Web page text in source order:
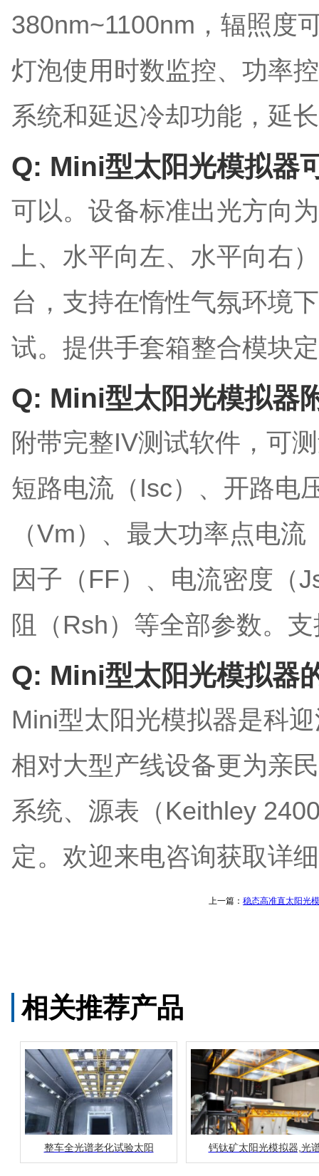
380nm~1100nm，辐照度
灯泡使用时数监控、功率
系统和延迟冷却功能，延
Q: Mini型太阳光模拟器
可以。设备标准出光方向
上、水平向左、水平向右
台，支持在惰性气氛环境
试。提供手套箱整合模块
Q: Mini型太阳光模拟器
附带完整IV测试软件，可
短路电流（Isc）、开路电
（Vm）、最大功率点电
因子（FF）、电流密度（
阻（Rsh）等全部参数。
Q: Mini型太阳光模拟器
Mini型太阳光模拟器是科
相对大型产线设备更为亲
系统、源表（Keithley
定。欢迎来电咨询获取详
上一篇：稳态高准直太阳光
相关推荐产品
整车全光谱老化试验太阳 钙钛矿太阳光模拟器,光